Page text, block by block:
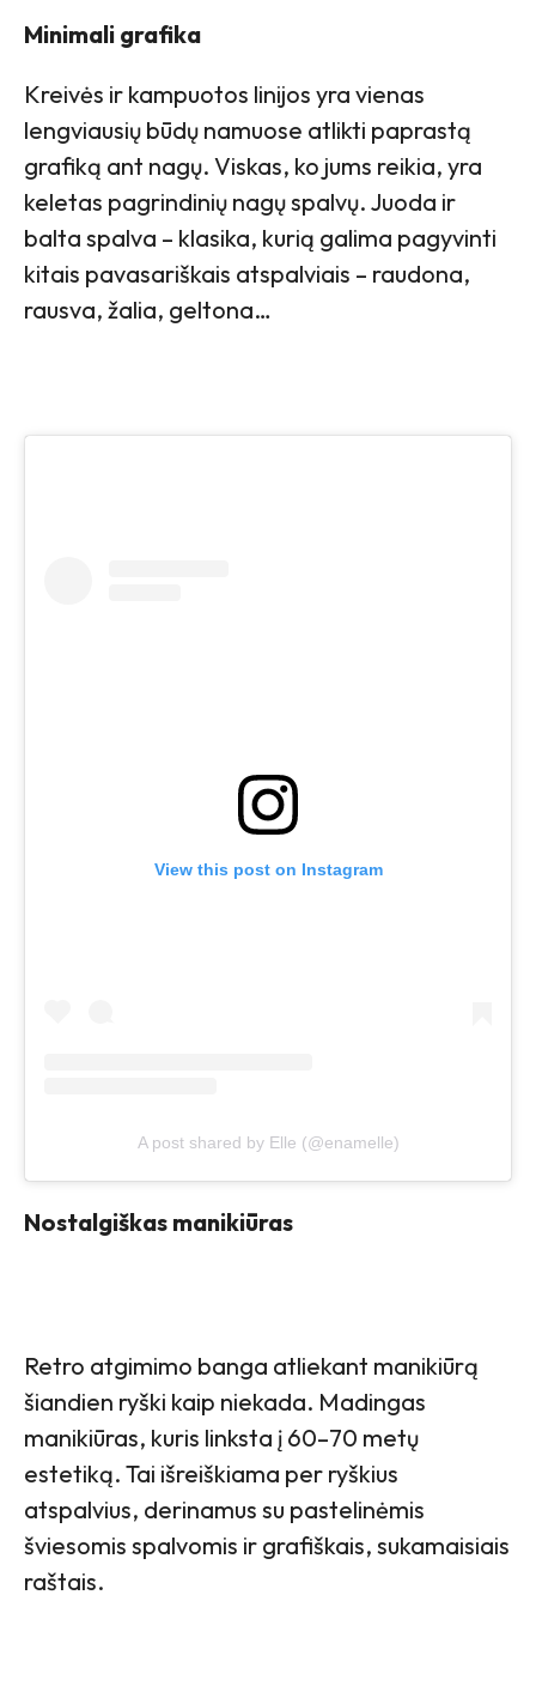
Minimali grafika
Kreivės ir kampuotos linijos yra vienas
lengviausių būdų namuose atlikti paprastą
grafiką ant nagų. Viskas, ko jums reikia, yra
keletas pagrindinių nagų spalvų. Juoda ir
balta spalva – klasika, kurią galima pagyvinti
kitais pavasariškais atspalviais – raudona,
rausva, žalia, geltona…
View this post on Instagram
A post shared by Elle (@enamelle)
Nostalgiškas manikiūras
Retro atgimimo banga atliekant manikiūrą
šiandien ryški kaip niekada. Madingas
manikiūras, kuris linksta į 60–70 metų
estetiką. Tai išreiškiama per ryškius
atspalvius, derinamus su pastelinėmis
šviesomis spalvomis ir grafiškais, sukamaisiais
raštais.